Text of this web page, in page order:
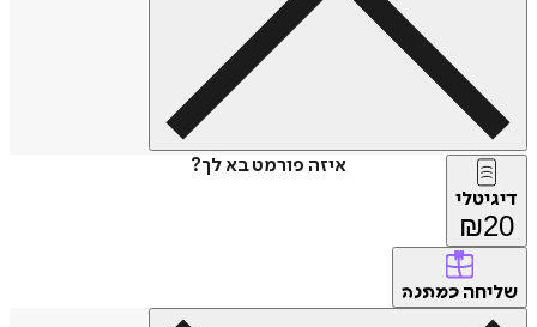
איזה פורמט בא לך?
דיגיטלי
₪20
שליחה כמתנה